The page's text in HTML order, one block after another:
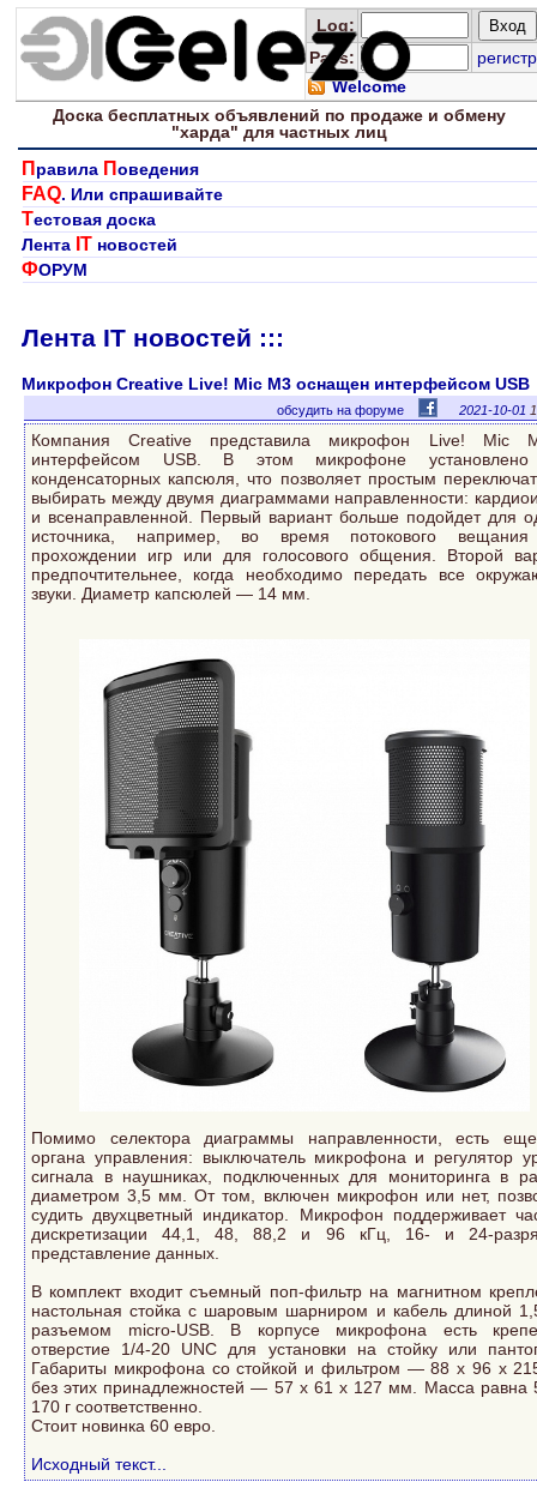
Log:
Pass:
регистр
Welcome
Доска бесплатныхобъявлений по продаже и обмену
"харда" для частных лиц
П равила Поведения
FAQ. Или спрашивайте
Тестовая доска
Лента IT новостей
ФОРУМ
Лента IT новостей :::
Микрофон Creative Live! Mic M3 оснащен интерфейсом USB
обсудить на форуме 2021-10-01
Компания Creative представила микрофон Live! Mic
интерфейсом USB. В этом микрофоне
конденсаторных капсюля, что позволяет простым
выбирать между двумя диаграммами направленности:
и всенаправленной. Первый вариант больше подойдет для
источника, например, во время потокового
прохождении игр или для голосового общения. Второй
предпочтительнее, когда необходимо передать все
звуки. Диаметр капсюлей — 14 мм.
Помимо селектора диаграммы направленности, есть
органа управления: выключатель микрофона и регулятор
сигнала в наушниках, подключенных для мониторинга в
диаметром 3,5 мм. От том, включен микрофон или нет,
судить двухцветный индикатор. Микрофон поддерживает
дискретизации 44,1, 48, 88,2 и 96 кГц, 16- и 24-
представление данных.
В комплект входит съемный поп-фильтр на магнитном
настольная стойка с шаровым шарниром и кабель длиной
разъемом micro-USB. В корпусе микрофона есть
отверстие 1/4-20 UNC для установки на стойку или
Габариты микрофона со стойкой и фильтром — 88 x 96 x
без этих принадлежностей — 57 x 61 x 127 мм. Масса равна
170 г соответственно.
Стоит новинка 60 евро.
Исходный текст...